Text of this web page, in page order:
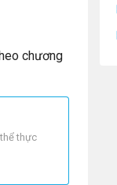
chương
thực